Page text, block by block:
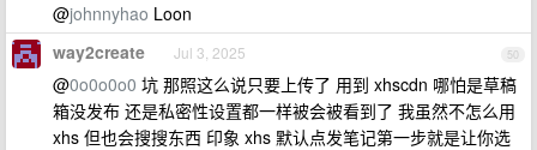
@johnnyhao Loon
50
way2create Jul 3, 2025
@0o0o0o0 坑 那照这么说只要上传了 用到 xhscdn 哪怕是草稿
箱没发布 还是私密性设置都一样被会被看到了 我虽然不怎么用
xhs 但也会搜搜东西 印象 xhs 默认点发笔记第一步就是让你选